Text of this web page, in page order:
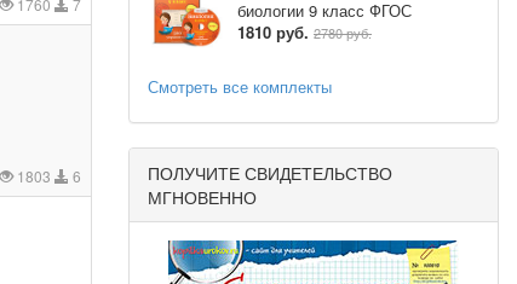
1760 7
1803 6
биологии 9 класс ФГОС
1810 руб. 2780 руб.
Смотреть все комплекты
ПОЛУЧИТЕ СВИДЕТЕЛЬСТВО
МГНОВЕННО